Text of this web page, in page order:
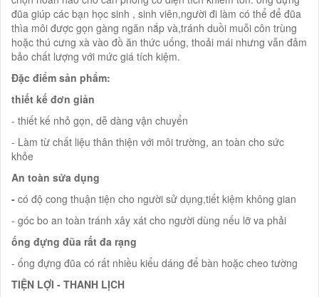
đũa giúp các bạn học sinh , sinh viên,người đi làm có thể để đũa
thìa môi được gọn gàng ngăn nắp và,tránh duồi muỗi côn trùng
hoặc thú cưng xà vào đồ ăn thức uống, thoải mái nhưng vẫn đảm
bảo chất lượng với mức giá tích kiệm.
Đặc điểm sản phẩm:
thiết kế đơn giản
- thiết kế nhỏ gọn, dễ dàng vận chuyển
- Làm từ chất liệu thân thiện với môi trường, an toàn cho sức
khỏe
An toàn sửa dụng
- có độ cong thuận tiện cho người sử dụng,tiết kiệm không gian
- góc bo an toàn tránh xây xát cho người dùng nếu lỡ va phải
ống đựng đũa rất đa rạng
- ống đựng đũa có rất nhiều kiểu dáng để bàn hoặc cheo tường
TIỆN LỢI - THANH LỊCH